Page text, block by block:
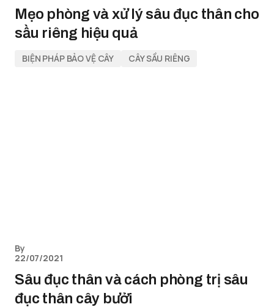
Mẹo phòng và xử lý sâu đục thân cho
sầu riêng hiệu quả
BIỆN PHÁP BẢO VỆ CÂY CÂY SẦU RIÊNG
By
22/07/2021
Sâu đục thân và cách phòng trị sâu
đục thân cây bưởi